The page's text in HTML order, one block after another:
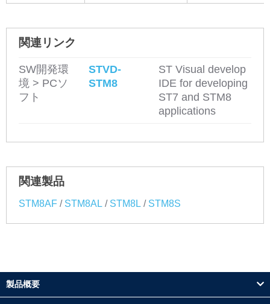
関連リンク
SW開発環
境 > PCソ
フト
STVD-
STM8
ST Visual develop
IDE for developing
ST7 and STM8
applications
関連製品
STM8AF / STM8AL / STM8L / STM8S
製品概要